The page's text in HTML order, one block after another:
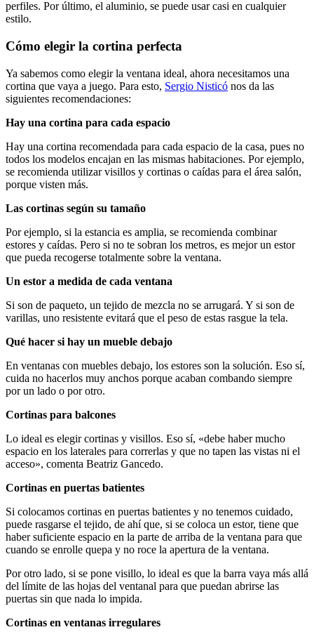
perfiles. Por último, el aluminio, se puede usar casi en cualquier
estilo.
Cómo elegir la cortina perfecta
Ya sabemos como elegir la ventana ideal, ahora necesitamos una
cortina que vaya a juego. Para esto, Sergio Nisticó nos da las
siguientes recomendaciones:
Hay una cortina para cada espacio
Hay una cortina recomendada para cada espacio de la casa, pues no
todos los modelos encajan en las mismas habitaciones. Por ejemplo,
se recomienda utilizar visillos y cortinas o caídas para el área salón,
porque visten más.
Las cortinas según su tamaño
Por ejemplo, si la estancia es amplia, se recomienda combinar
estores y caídas. Pero si no te sobran los metros, es mejor un estor
que pueda recogerse totalmente sobre la ventana.
Un estor a medida de cada ventana
Si son de paqueto, un tejido de mezcla no se arrugará. Y si son de
varillas, uno resistente evitará que el peso de estas rasgue la tela.
Qué hacer si hay un mueble debajo
En ventanas con muebles debajo, los estores son la solución. Eso sí,
cuida no hacerlos muy anchos porque acaban combando siempre
por un lado o por otro.
Cortinas para balcones
Lo ideal es elegir cortinas y visillos. Eso sí, «debe haber mucho
espacio en los laterales para correrlas y que no tapen las vistas ni el
acceso», comenta Beatriz Gancedo.
Cortinas en puertas batientes
Si colocamos cortinas en puertas batientes y no tenemos cuidado,
puede rasgarse el tejido, de ahí que, si se coloca un estor, tiene que
haber suficiente espacio en la parte de arriba de la ventana para que
cuando se enrolle quepa y no roce la apertura de la ventana.
Por otro lado, si se pone visillo, lo ideal es que la barra vaya más allá
del límite de las hojas del ventanal para que puedan abrirse las
puertas sin que nada lo impida.
Cortinas en ventanas irregulares